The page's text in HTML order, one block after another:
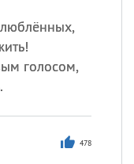
голосом,
478